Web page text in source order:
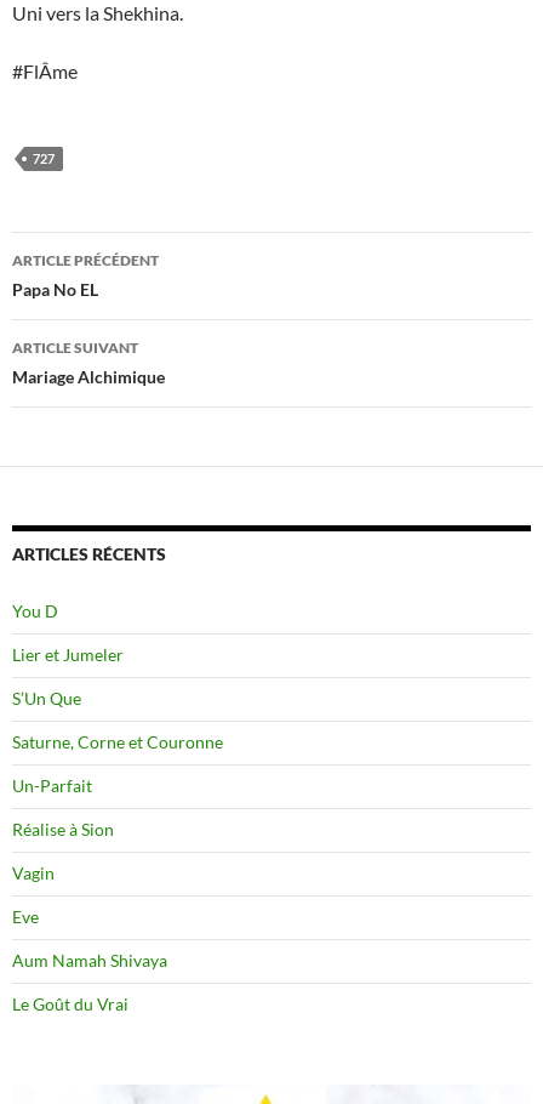
Uni vers la Shekhina.
#FlÂme
727
Navigation
des
articles
ARTICLE PRÉCÉDENT
Papa No EL
ARTICLE SUIVANT
Mariage Alchimique
ARTICLES RÉCENTS
You D
Lier et Jumeler
S’Un Que
Saturne, Corne et Couronne
Un-Parfait
Réalise à Sion
Vagin
Eve
Aum Namah Shivaya
Le Goût du Vrai